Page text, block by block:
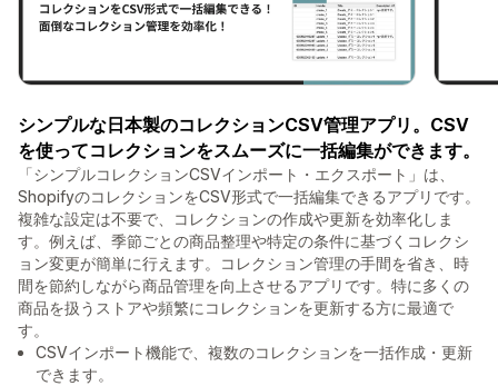
シンプルな日本製のコレクションCSV管理アプリ。CSV
を使ってコレクションをスムーズに一括編集ができます。
「シンプルコレクションCSVインポート・エクスポート」は、
ShopifyのコレクションをCSV形式で一括編集できるアプリです。
複雑な設定は不要で、コレクションの作成や更新を効率化しま
す。例えば、季節ごとの商品整理や特定の条件に基づくコレクシ
ョン変更が簡単に行えます。コレクション管理の手間を省き、時
間を節約しながら商品管理を向上させるアプリです。特に多くの
商品を扱うストアや頻繁にコレクションを更新する方に最適で
す。
CSVインポート機能で、複数のコレクションを一括作成・更新
できます。